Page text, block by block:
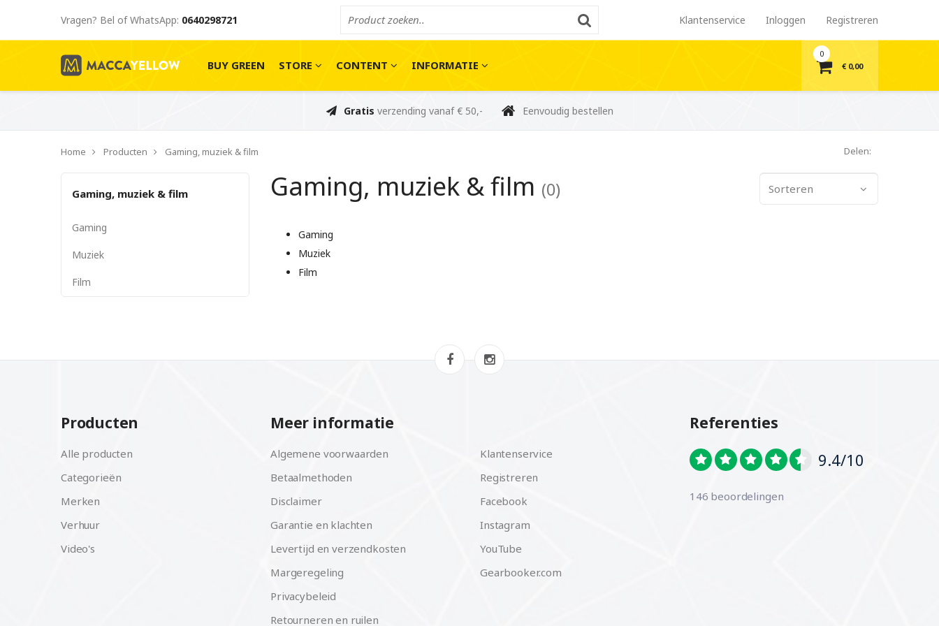
Vragen? Bel of WhatsApp: 0640298721 Klantenservice Inloggen Registreren
BUY GREEN STORE CONTENT INFORMATIE
0
€ 0,00
Gratis verzending vanaf € 50,- Eenvoudig bestellen
Home Producten Gaming, muziek & film Delen:
Gaming, muziek & film
Gaming
Muziek
Film
Sorteren
Gaming, muziek & film (0)
Gaming
Muziek
Film
Producten
Alle producten
Categorieën
Merken
Verhuur
Video's
Meer informatie
Algemene voorwaarden
Betaalmethoden
Disclaimer
Garantie en klachten
Levertijd en verzendkosten
Margeregeling
Privacybeleid
Retourneren en ruilen
Klantenservice
Registreren
Facebook
Instagram
YouTube
Gearbooker.com
Referenties
9.4/10
146 beoordelingen